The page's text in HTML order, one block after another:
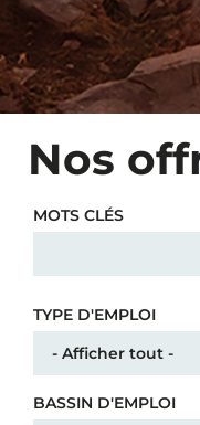
Nos
MOTS CLÉS
TYPE D'EMPLOI
BASSIN D'EMPLOI